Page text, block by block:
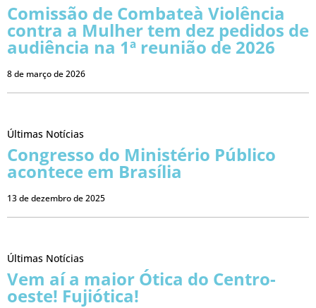
Comissão de Combateà Violência
contra a Mulher tem dez pedidos de
audiência na 1ª reunião de 2026
8 de março de 2026
Últimas Notícias
Congresso do Ministério Público
acontece em Brasília
13 de dezembro de 2025
Últimas Notícias
Vem aí a maior Ótica do Centro-
oeste! Fujiótica!